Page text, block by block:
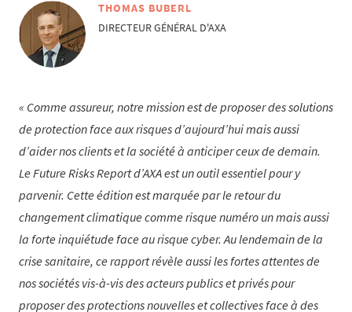
THOMAS BUBERL
DIRECTEUR GÉNÉRAL D'AXA
Comme assureur, notre mission est de proposer des solutions
de protection face aux risques d’aujourd’hui mais aussi
d’aider nos clients et la société à anticiper ceux de demain.
Le Future Risks Report d’AXA est un outil essentiel pour y
parvenir. Cette édition est marquée par le retour du
changement climatique comme risque numéro un mais aussi
la forte inquiétude face au risque cyber. Au lendemain de la
crise sanitaire, ce rapport révèle aussi les fortes attentes de
nos sociétés vis-à-vis des acteurs publics et privés pour
proposer des protections nouvelles et collectives face à des